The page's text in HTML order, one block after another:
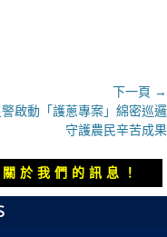
下一頁 →
啟動「護蔥專案」綿密巡邏
守護農民辛苦成果
於我們的訊息！